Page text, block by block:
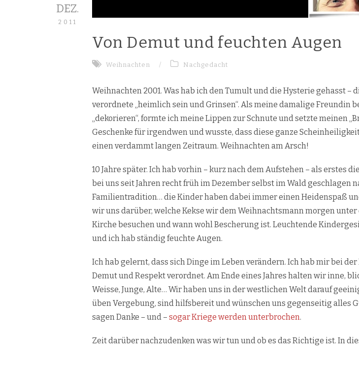
DEZ.
2011
Von Demut und feuchten Augen
Weihnachten / Nachgedacht
Weihnachten 2001. Was hab ich den Tumult und die Hysterie gehasst
verordnete „heimlich sein und Grinsen“. Als meine damalige Freundin
„dekorieren“, formte ich meine Lippen zur Schnute und setzte meinen
Geschenke für irgendwen und wusste, dass diese ganze
einen verdammt langen Zeitraum. Weihnachten am Arsch!
10 Jahre später. Ich hab vorhin – kurz nach dem Aufstehen – als erstes
bei uns seit Jahren recht früh im Dezember selbst im Wald geschlagen
Familientradition… die Kinder haben dabei immer einen Heidenspaß
wir uns darüber, welche Kekse wir dem Weihnachtsmann morgen
Kirche besuchen und wann wohl Bescherung ist. Leuchtende
und ich hab ständig feuchte Augen.
Ich hab gelernt, dass sich Dinge im Leben verändern. Ich hab mir bei
Demut und Respekt verordnet. Am Ende eines Jahres halten wir inne,
Weisse, Junge, Alte… Wir haben uns in der westlichen Welt darauf
üben Vergebung, sind hilfsbereit und wünschen uns gegenseitig alles
sagen Danke – und – sogar Kriege werden unterbrochen.
Zeit darüber nachzudenken was wir tun und ob es das Richtige ist. In